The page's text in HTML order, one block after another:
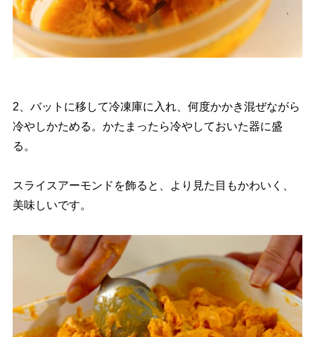
2、バットに移して冷凍庫に入れ、何度かかき混ぜながら
冷やしかためる。かたまったら冷やしておいた器に盛
る。
スライスアーモンドを飾ると、より見た目もかわいく、
美味しいです。